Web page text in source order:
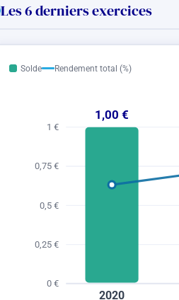
Les 6 derniers exercices
Solde Rendement total (%)
0 €
0,25 €
0,5 €
0,75 €
1 €
2020
1,00 €